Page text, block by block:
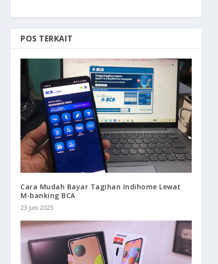
POS TERKAIT
Cara Mudah Bayar Tagihan Indihome Lewat
M‑banking BCA
23 Juni 2025